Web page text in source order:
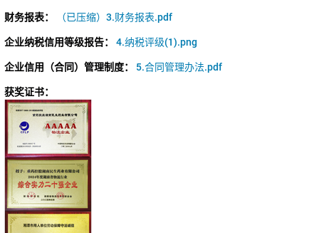
财务报表：
（已压缩）3.财务报表.pdf
企业纳税信用等级报告：
4.纳税评级(1).png
企业信用（合同）管理制度：
5.合同管理办法.pdf
获奖证书：